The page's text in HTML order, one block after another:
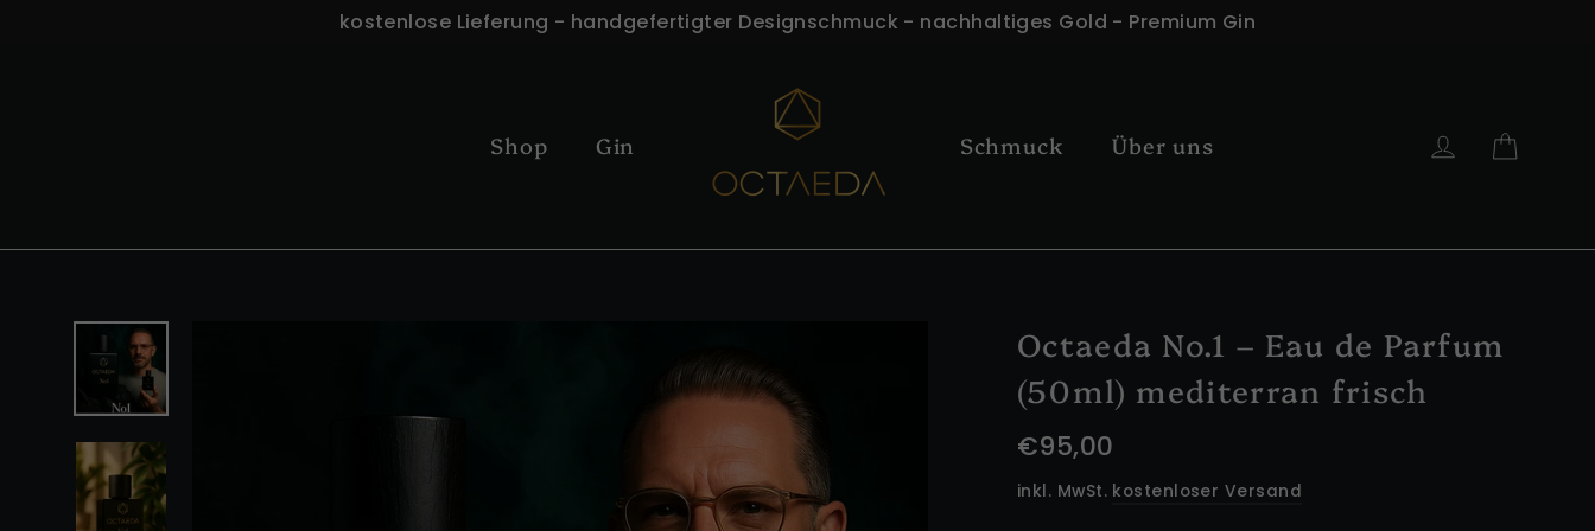
kostenlose Lieferung - handgefertigter Designschmuck - nachhaltiges Gold - Premium Gin
Shop Gin Schmuck Über uns Einloggen
Octaeda No.1 – Eau de Parfum
(50 ml) mediterran frisch
Normaler
€95,00
inkl. MwSt. kostenloser Versand